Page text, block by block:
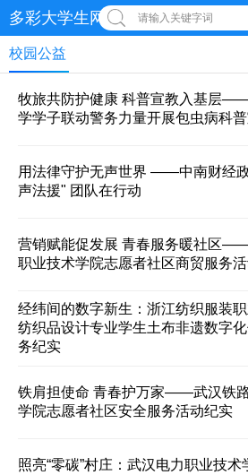
多彩大学生网-首页请输入关键字词
校园公益
牧旅共防护健康 科普宣教入基层
学学子联动警务力量开展包虫病科
用法律守护无声世界 ——中南财经
声法援" 团队在行动
营销赋能促发展 青春服务暖社区
职业技术学院志愿者社区商贸服务
经纬间的数字新生：浙江纺织服装
纺织品设计专业学生土布非遗数字
务纪实
铁肩担使命 青春护万家——武汉铁
学院志愿者社区安全服务活动纪实
照亮“零碳”村庄：武汉电力职业技术